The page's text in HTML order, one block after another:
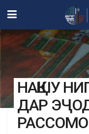
НАҚШУ
ДАР